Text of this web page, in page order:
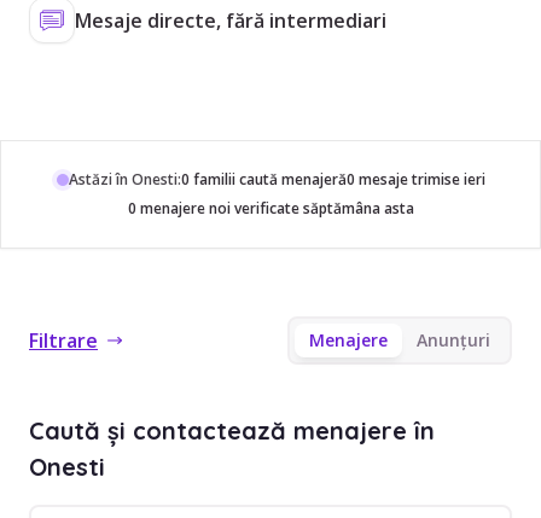
Mesaje directe, fără intermediari
Astăzi în Onesti:0 familii caută menajeră0 mesaje trimise ieri
0 menajere noi verificate săptămâna asta
Filtrare Menajere Anunțuri
Caută și contactează menajere în
Onesti